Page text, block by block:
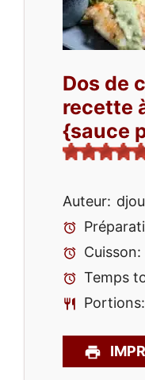
Dos de
recette
{sauce
Auteur:
Cuisson:
Temps
Portions: